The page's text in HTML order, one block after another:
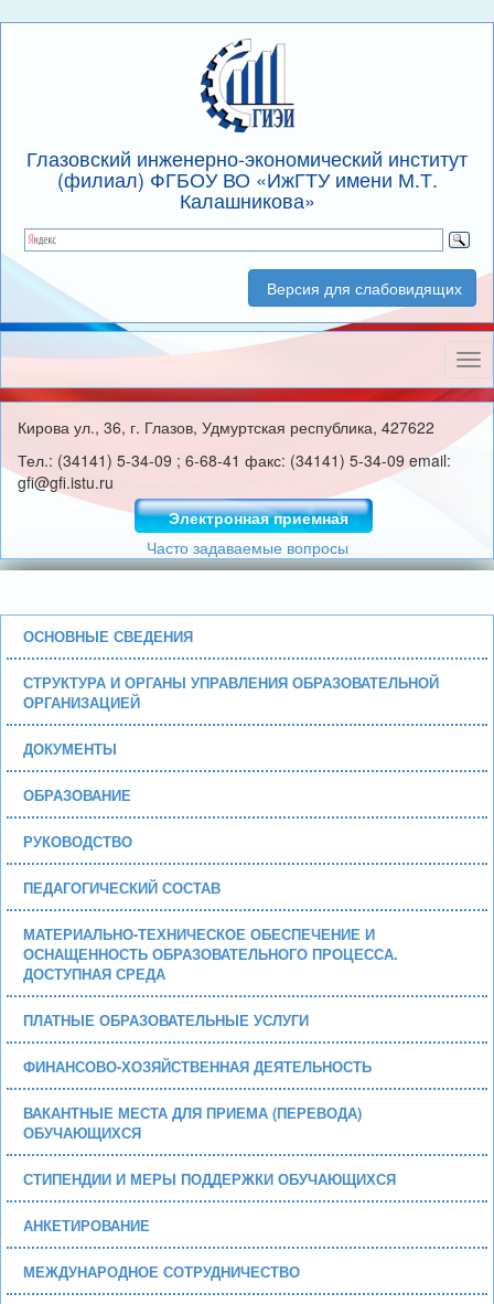
Глазовский инженерно-экономический институт
(филиал) ФГБОУ ВО «ИжГТУ имени М.Т.
Калашникова»
Версия для слабовидящих
Кирова ул., 36, г. Глазов, Удмуртская республика, 427622
Тел.: (34141) 5-34-09 ; 6-68-41 факс: (34141) 5-34-09 email:
gfi@gfi.istu.ru
Электронная приемная
Часто задаваемые вопросы
ОСНОВНЫЕ СВЕДЕНИЯ
СТРУКТУРА И ОРГАНЫ УПРАВЛЕНИЯ ОБРАЗОВАТЕЛЬНОЙ
ОРГАНИЗАЦИЕЙ
ДОКУМЕНТЫ
ОБРАЗОВАНИЕ
РУКОВОДСТВО
ПЕДАГОГИЧЕСКИЙ СОСТАВ
МАТЕРИАЛЬНО-ТЕХНИЧЕСКОЕ ОБЕСПЕЧЕНИЕ И
ОСНАЩЕННОСТЬ ОБРАЗОВАТЕЛЬНОГО ПРОЦЕССА.
ДОСТУПНАЯ СРЕДА
ПЛАТНЫЕ ОБРАЗОВАТЕЛЬНЫЕ УСЛУГИ
ФИНАНСОВО-ХОЗЯЙСТВЕННАЯ ДЕЯТЕЛЬНОСТЬ
ВАКАНТНЫЕ МЕСТА ДЛЯ ПРИЕМА (ПЕРЕВОДА)
ОБУЧАЮЩИХСЯ
СТИПЕНДИИ И МЕРЫ ПОДДЕРЖКИ ОБУЧАЮЩИХСЯ
АНКЕТИРОВАНИЕ
МЕЖДУНАРОДНОЕ СОТРУДНИЧЕСТВО